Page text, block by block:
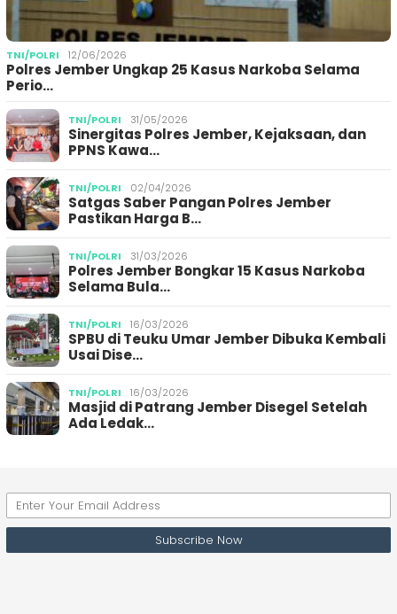
TNI/POLRI 12/06/2026
Polres Jember Ungkap 25 Kasus Narkoba Selama
Perio…
TNI/POLRI 31/05/2026
Sinergitas Polres Jember, Kejaksaan, dan
PPNS Kawa…
TNI/POLRI 02/04/2026
Satgas Saber Pangan Polres Jember
Pastikan Harga B…
TNI/POLRI 31/03/2026
Polres Jember Bongkar 15 Kasus Narkoba
Selama Bula…
TNI/POLRI 16/03/2026
SPBU di Teuku Umar Jember Dibuka Kembali
Usai Dise…
TNI/POLRI 16/03/2026
Masjid di Patrang Jember Disegel Setelah
Ada Ledak…